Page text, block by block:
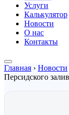
Услуги
Калькулятор
Новости
О нас
Контакты
Главная › Новости
Персидского